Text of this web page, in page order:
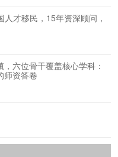
才移民，15年资深顾问，
六位骨干覆盖核心学科：
师资答卷